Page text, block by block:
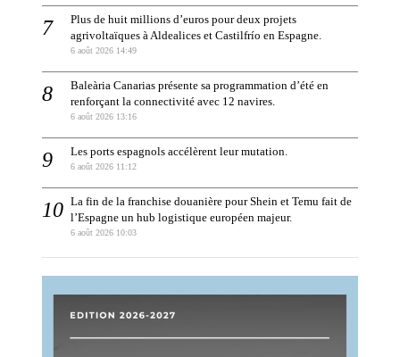
Plus de huit millions d’euros pour deux projets
agrivoltaïques à Aldealices et Castilfrío en Espagne.
6 août 2026 14:49
Baleària Canarias présente sa programmation d’été en
renforçant la connectivité avec 12 navires.
6 août 2026 13:16
Les ports espagnols accélèrent leur mutation.
6 août 2026 11:12
La fin de la franchise douanière pour Shein et Temu fait de
l’Espagne un hub logistique européen majeur.
6 août 2026 10:03